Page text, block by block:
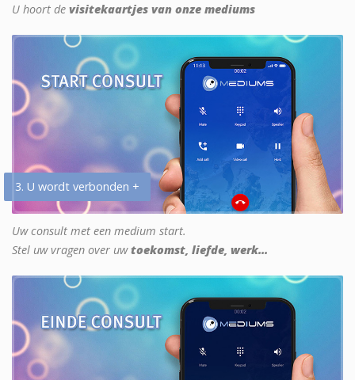
U hoort de visitekaartjes van onze mediums
3. U wordt verbonden +
Uw consult met een medium start.
Stel uw vragen over uwtoekomst, liefde, werk...